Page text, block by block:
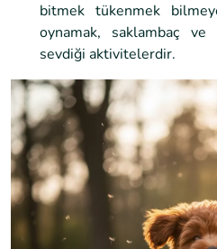
bitmek tükenmek
oynamak, saklambaç ve
sevdiği aktivitelerdir.